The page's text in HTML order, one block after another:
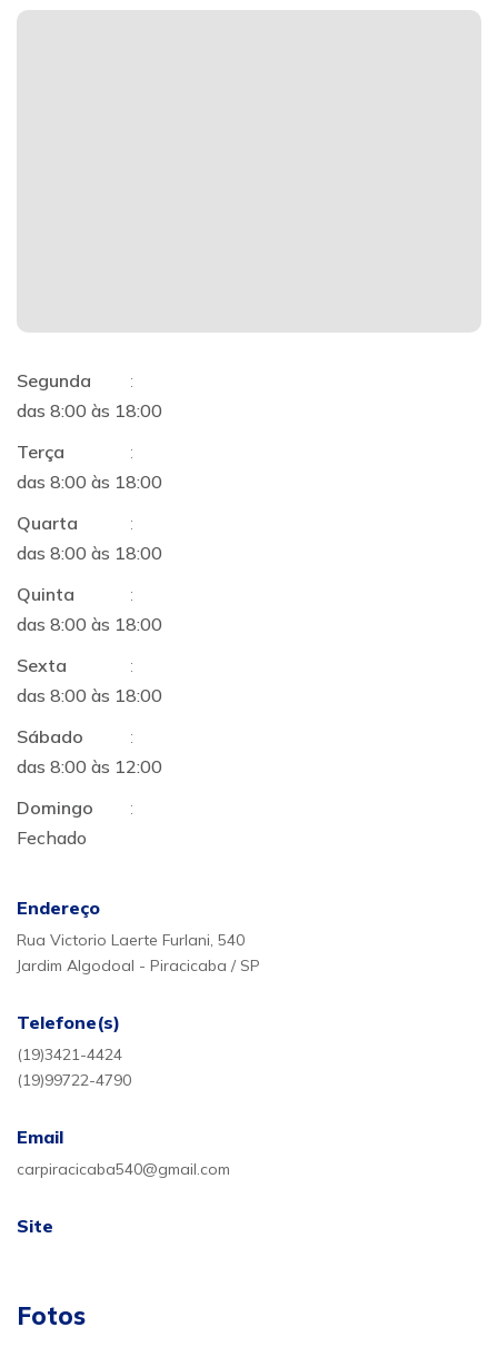
Segunda
:
das 8:00 às 18:00
Terça
:
das 8:00 às 18:00
Quarta
:
das 8:00 às 18:00
Quinta
:
das 8:00 às 18:00
Sexta
:
das 8:00 às 18:00
Sábado
:
das 8:00 às 12:00
Domingo
:
Fechado
Endereço
Rua Victorio Laerte Furlani, 540
Jardim Algodoal - Piracicaba / SP
Telefone(s)
(19)3421-4424
(19)99722-4790
Email
carpiracicaba540@gmail.com
Site
Fotos